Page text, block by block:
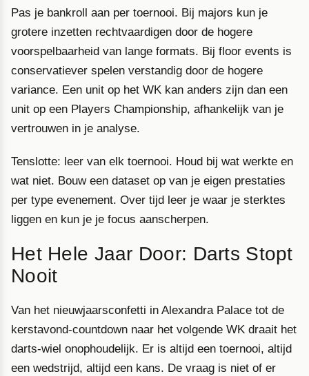
Pas je bankroll aan per toernooi. Bij majors kun je
grotere inzetten rechtvaardigen door de hogere
voorspelbaarheid van lange formats. Bij floor events is
conservatiever spelen verstandig door de hogere
variance. Een unit op het WK kan anders zijn dan een
unit op een Players Championship, afhankelijk van je
vertrouwen in je analyse.
Tenslotte: leer van elk toernooi. Houd bij wat werkte en
wat niet. Bouw een dataset op van je eigen prestaties
per type evenement. Over tijd leer je waar je sterktes
liggen en kun je je focus aanscherpen.
Het Hele Jaar Door: Darts Stopt
Nooit
Van het nieuwjaarsconfetti in Alexandra Palace tot de
kerstavond-countdown naar het volgende WK draait het
darts-wiel onophoudelijk. Er is altijd een toernooi, altijd
een wedstrijd, altijd een kans. De vraag is niet of er